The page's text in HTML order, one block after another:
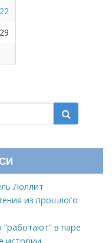
22
29
Лоллит
из прошлого
в паре
истории